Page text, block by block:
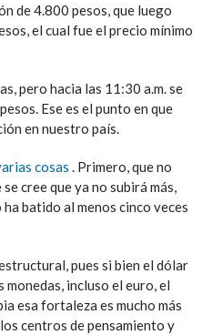
de 4.800 pesos, que luego
el cual fue el precio mínimo
pero hacia las 11:30 a.m. se
Ese es el punto en que
en nuestro país.
cosas . Primero, que no
cree que ya no subirá más,
batido al menos cinco veces
pues si bien el dólar
incluso el euro, el
esa fortaleza es mucho más
centros de pensamiento y